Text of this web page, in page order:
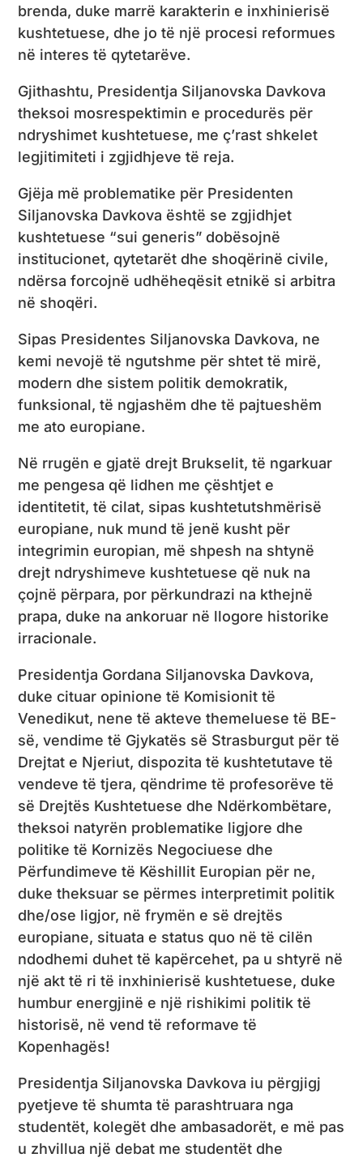
brenda, duke marrë karakterin e inxhinierisë
kushtetuese, dhe jo të një procesi reformues
në interes të qytetarëve.
Gjithashtu, Presidentja Siljanovska Davkova
theksoi mosrespektimin e procedurës për
ndryshimet kushtetuese, me ç’rast shkelet
legjitimiteti i zgjidhjeve të reja.
Gjëja më problematike për Presidenten
Siljanovska Davkova është se zgjidhjet
kushtetuese “sui generis” dobësojnë
institucionet, qytetarët dhe shoqërinë civile,
ndërsa forcojnë udhëheqësit etnikë si arbitra
në shoqëri.
Sipas Presidentes Siljanovska Davkova, ne
kemi nevojë të ngutshme për shtet të mirë,
modern dhe sistem politik demokratik,
funksional, të ngjashëm dhe të pajtueshëm
me ato europiane.
Në rrugën e gjatë drejt Brukselit, të ngarkuar
me pengesa që lidhen me çështjet e
identitetit, të cilat, sipas kushtetutshmërisë
europiane, nuk mund të jenë kusht për
integrimin europian, më shpesh na shtynë
drejt ndryshimeve kushtetuese që nuk na
çojnë përpara, por përkundrazi na kthejnë
prapa, duke na ankoruar në llogore historike
irracionale.
Presidentja Gordana Siljanovska Davkova,
duke cituar opinione të Komisionit të
Venedikut, nene të akteve themeluese të BE-
së, vendime të Gjykatës së Strasburgut për të
Drejtat e Njeriut, dispozita të kushtetutave të
vendeve të tjera, qëndrime të profesorëve të
së Drejtës Kushtetuese dhe Ndërkombëtare,
theksoi natyrën problematike ligjore dhe
politike të Kornizës Negociuese dhe
Përfundimeve të Këshillit Europian për ne,
duke theksuar se përmes interpretimit politik
dhe/ose ligjor, në frymën e së drejtës
europiane, situata e status quo në të cilën
ndodhemi duhet të kapërcehet, pa u shtyrë në
një akt të ri të inxhinierisë kushtetuese, duke
humbur energjinë e një rishikimi politik të
historisë, në vend të reformave të
Kopenhagës!
Presidentja Siljanovska Davkova iu përgjigj
pyetjeve të shumta të parashtruara nga
studentët, kolegët dhe ambasadorët, e më pas
u zhvillua një debat me studentët dhe